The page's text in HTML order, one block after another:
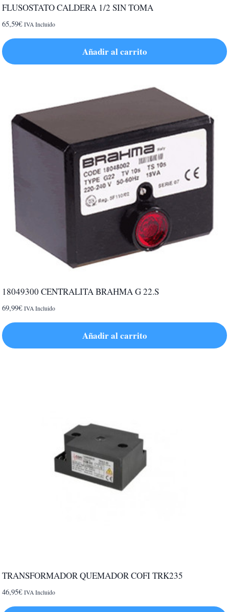
FLUSOSTATO CALDERA 1/2 SIN TOMA
65,59€ IVA Incluido
Añadir al carrito
18049300 CENTRALITA BRAHMA G 22.S
69,99€ IVA Incluido
Añadir al carrito
TRANSFORMADOR QUEMADOR COFI TRK235
46,95€ IVA Incluido